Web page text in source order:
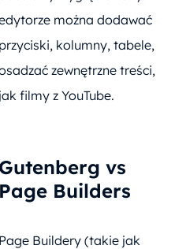
można dodawać
przyciski, kolumny, tabele,
zewnętrzne treści,
jak filmy z YouTube.
Gutenberg vs
Page Builders
Page Buildery (takie jak